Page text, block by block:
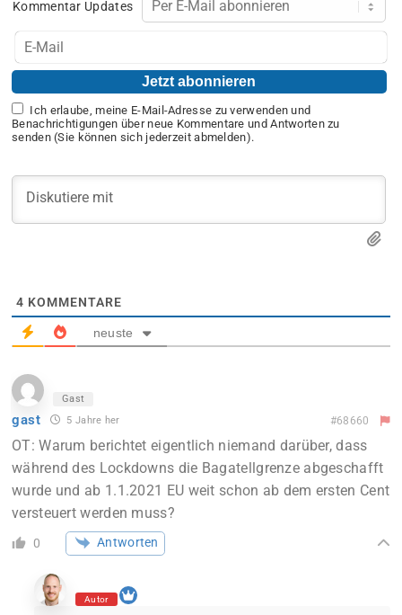
Kommentar Updates
Ich erlaube, meine E-Mail-Adresse zu verwenden und
Benachrichtigungen über neue Kommentare und Antworten zu
senden (Sie können sich jederzeit abmelden).
4 KOMMENTARE
neuste
Gast
gast 5 Jahre her #68660
OT: Warum berichtet eigentlich niemand darüber, dass
während des Lockdowns die Bagatellgrenze abgeschafft
wurde und ab 1.1.2021 EU weit schon ab dem ersten Cent
versteuert werden muss?
0 Antworten
Autor